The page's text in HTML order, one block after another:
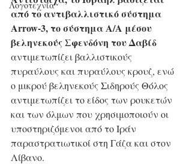
Λογοτεχνία
από το αντιβαλλιστικό σύστημα
Arrow-3, το σύστημα Α/Α μέσου
βεληνεκούς Σφενδόνη του Δαβίδ
αντιμετωπίζει βαλλιστικούς
πυραύλους και πυραύλους κρουζ, ενώ
ο μικρού βεληνεκούς Σιδηρούς Θόλος
αντιμετωπίζει το είδος των ρουκετών
και των όλμων που χρησιμοποιούν οι
υποστηριζόμενοι από το Ιράν
παραστρατιωτικοί στη Γάζα και στον
Λίβανο.